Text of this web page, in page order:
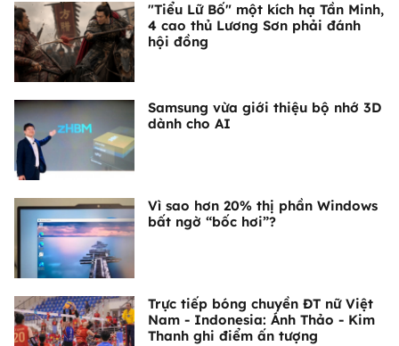
"Tiểu Lữ Bố" một kích hạ Tần Minh,
4 cao thủ Lương Sơn phải đánh
hội đồng
Samsung vừa giới thiệu bộ nhớ 3D
dành cho AI
Vì sao hơn 20% thị phần Windows
bất ngờ “bốc hơi”?
Trực tiếp bóng chuyền ĐT nữ Việt
Nam - Indonesia: Ánh Thảo - Kim
Thanh ghi điểm ấn tượng